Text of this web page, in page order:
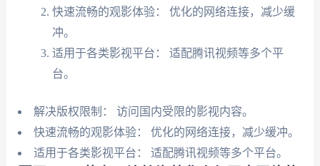
快速流畅的观影体验： 优化的网络连接，减少缓
冲。
适用于各类影视平台： 适配腾讯视频等多个平
台。
解决版权限制： 访问国内受限的影视内容。
快速流畅的观影体验： 优化的网络连接，减少缓冲。
适用于各类影视平台： 适配腾讯视频等多个平台。